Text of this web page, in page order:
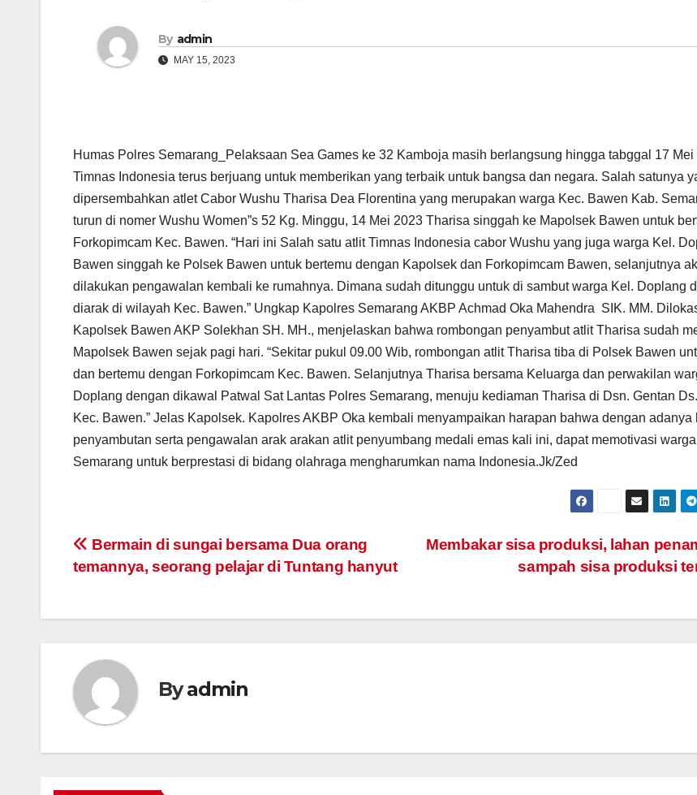
By admin
MAY 15, 2023
Humas Polres Semarang_Pelaksaan Sea Games ke 32 Kamboja masih berlangsung hingga tabggal 17 Mei
Timnas Indonesia terus berjuang untuk memberikan yang terbaik untuk bangsa dan negara. Salah satunya
dipersembahkan atlet Cabor Wushu Tharisa Dea Florentina yang merupakan warga Kec. Bawen Kab.
turun di nomer Wushu Women”s 52 Kg. Minggu, 14 Mei 2023 Tharisa singgah ke Mapolsek Bawen untuk
Forkopimcam Kec. Bawen. “Hari ini Salah satu atlit Timnas Indonesia cabor Wushu yang juga warga Kel.
Bawen singgah ke Polsek Bawen untuk bertemu dengan Kapolsek dan Forkopimcam Bawen, selanjutnya
dilakukan pengawalan kembali ke rumahnya. Dimana sudah ditunggu untuk di sambut warga Kel. Doplang
diarak di wilayah Kec. Bawen.” Ungkap Kapolres Semarang AKBP Achmad Oka Mahendra SIK. MM.
Kapolsek Bawen AKP Solekhan SH. MH., menjelaskan bahwa rombongan penyambut atlit Tharisa sudah
Mapolsek Bawen sejak pagi hari. “Sekitar pukul 09.00 Wib, rombongan atlit Tharisa tiba di Polsek Bawen
dan bertemu dengan Forkopimcam Kec. Bawen. Selanjutnya Tharisa bersama Keluarga dan perwakilan
Doplang dengan dikawal Patwal Sat Lantas Polres Semarang, menuju kediaman Tharisa di Dsn. Gentan
Kec. Bawen.” Jelas Kapolsek. Kapolres AKBP Oka kembali menyampaikan harapan bahwa dengan adanya
penyambutan serta pengawalan arak arakan atlit penyumbang medali emas kali ini, dapat memotivasi
Semarang untuk berprestasi di bidang olahraga mengharumkan nama Indonesia.Jk/Zed
Post
navigation
Membakar sisa produksi, lahan
sampah sisa produksi
Bermain di sungai bersama Dua orang
temannya, seorang pelajar di Tuntang hanyut
Byadmin